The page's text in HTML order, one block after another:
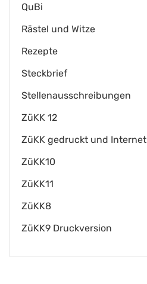
QuBi
Rästel und Witze
Rezepte
Steckbrief
Stellenausschreibungen
ZüKK 12
ZüKK gedruckt und Internet
ZüKK10
ZüKK11
ZüKK8
ZüKK9 Druckversion